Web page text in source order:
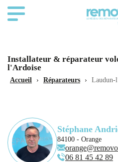
Installateur & réparateur
l'Ardoise
Accueil › Réparateurs › Laudun-
Stéphane
84100 - Orange
06 81 45 42 89